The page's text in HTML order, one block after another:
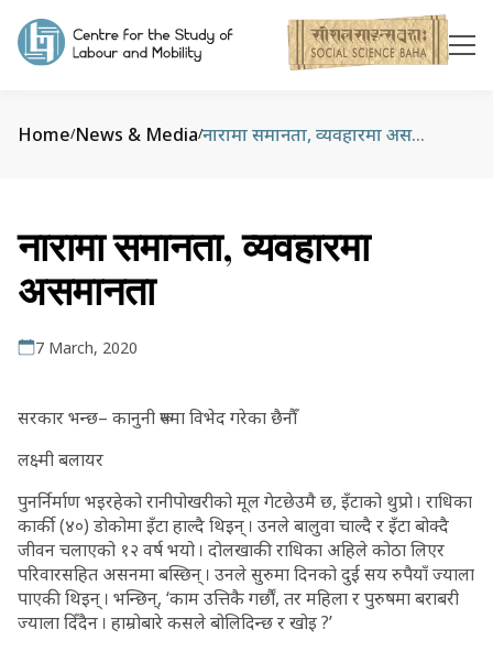
Home/News & Media/ नारामा समानता, व्यवहारमा असमानता
नारामा समानता, व्यवहारमा
असमानता
7 March, 2020
सरकार भन्छ– कानुनी रूपमा विभेद गरेका छैनौँ
लक्ष्मी बलायर
पुनर्निर्माण भइरहेको रानीपोखरीको मूल गेटछेउमै छ, इँटाको थुप्रो । राधिका
कार्की (४०) डोकोमा इँटा हाल्दै थिइन् । उनले बालुवा चाल्दै र इँटा बोक्दै
जीवन चलाएको १२ वर्ष भयो । दोलखाकी राधिका अहिले कोठा लिएर
परिवारसहित असनमा बस्छिन् । उनले सुरुमा दिनको दुई सय रुपैयाँ ज्याला
पाएकी थिइन् । भन्छिन्, ‘काम उत्तिकै गर्छौं, तर महिला र पुरुषमा बराबरी
ज्याला दिँदैन । हाम्रोबारे कसले बोलिदिन्छ र खोइ ?’